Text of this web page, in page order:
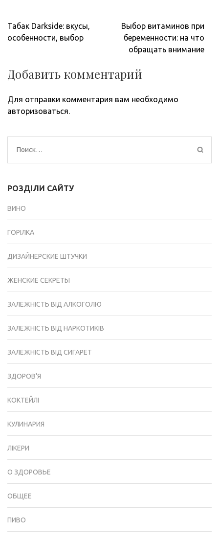
Навигация
по
Табак Darkside: вкусы,
особенности, выбор
Выбор витаминов при
беременности: на что
обращать внимание
Добавить комментарий
Для отправки комментария вам необходимо
авторизоваться.
Найти:
РОЗДІЛИ САЙТУ
ВИНО
ГОРІЛКА
ДИЗАЙНЕРСКИЕ ШТУЧКИ
ЖЕНСКИЕ СЕКРЕТЫ
ЗАЛЕЖНІСТЬ ВІД АЛКОГОЛЮ
ЗАЛЕЖНІСТЬ ВІД НАРКОТИКІВ
ЗАЛЕЖНІСТЬ ВІД СИГАРЕТ
ЗДОРОВ'Я
КОКТЕЙЛІ
КУЛИНАРИЯ
ЛІКЕРИ
О ЗДОРОВЬЕ
ОБЩЕЕ
ПИВО